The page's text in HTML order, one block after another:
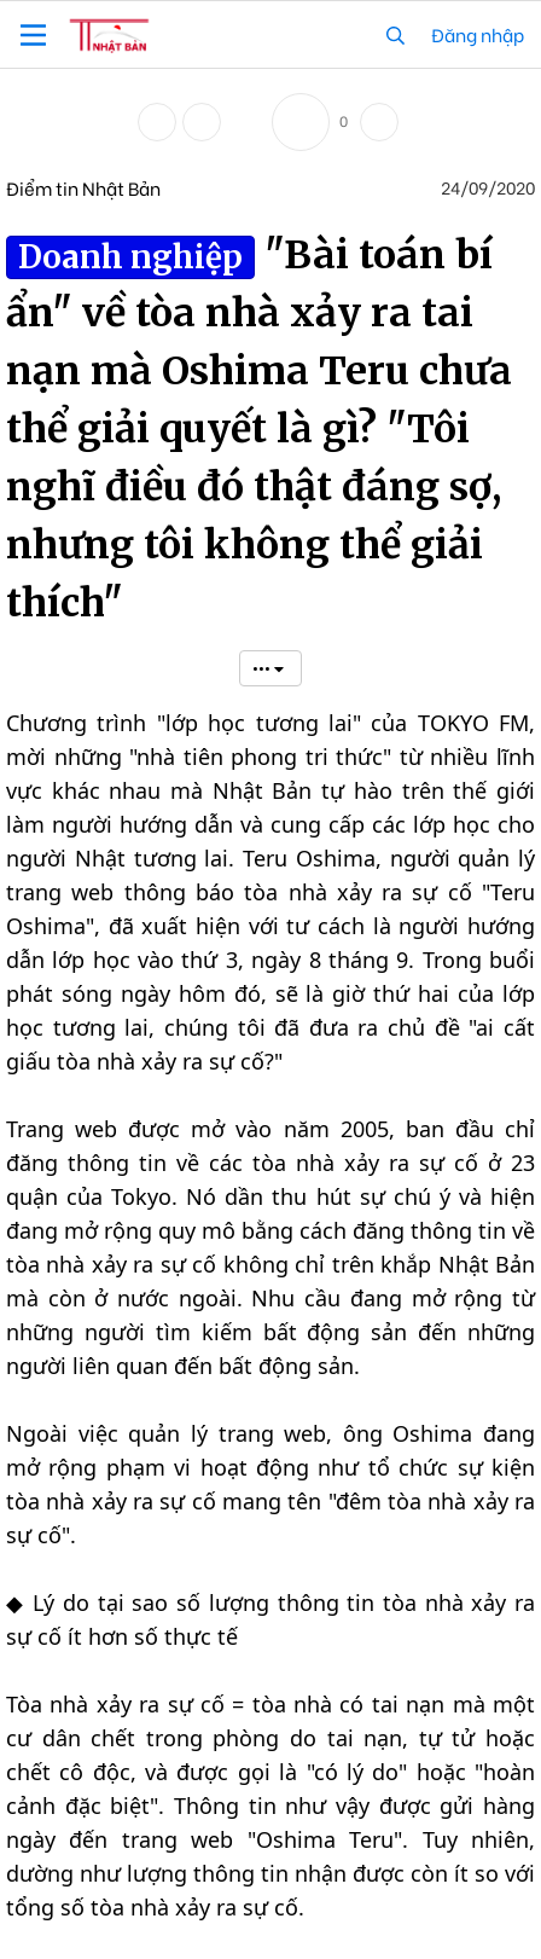
Đăng nhập
0
Điểm tin Nhật Bản 24/09/2020
Doanh nghiệp
"Bài toán bí
ẩn" về tòa nhà xảy ra tai
nạn mà Oshima Teru chưa
thể giải quyết là gì? "Tôi
nghĩ điều đó thật đáng sợ,
nhưng tôi không thể giải
thích"
•••
Chương trình "lớp học tương lai" của TOKYO FM,
mời những "nhà tiên phong tri thức" từ nhiều lĩnh
vực khác nhau mà Nhật Bản tự hào trên thế giới
làm người hướng dẫn và cung cấp các lớp học cho
người Nhật tương lai. Teru Oshima, người quản lý
trang web thông báo tòa nhà xảy ra sự cố "Teru
Oshima", đã xuất hiện với tư cách là người hướng
dẫn lớp học vào thứ 3, ngày 8 tháng 9. Trong buổi
phát sóng ngày hôm đó, sẽ là giờ thứ hai của lớp
học tương lai, chúng tôi đã đưa ra chủ đề "ai cất
giấu tòa nhà xảy ra sự cố?"
Trang web được mở vào năm 2005, ban đầu chỉ
đăng thông tin về các tòa nhà xảy ra sự cố ở 23
quận của Tokyo. Nó dần thu hút sự chú ý và hiện
đang mở rộng quy mô bằng cách đăng thông tin về
tòa nhà xảy ra sự cố không chỉ trên khắp Nhật Bản
mà còn ở nước ngoài. Nhu cầu đang mở rộng từ
những người tìm kiếm bất động sản đến những
người liên quan đến bất động sản.
Ngoài việc quản lý trang web, ông Oshima đang
mở rộng phạm vi hoạt động như tổ chức sự kiện
tòa nhà xảy ra sự cố mang tên "đêm tòa nhà xảy ra
sự cố".
◆ Lý do tại sao số lượng thông tin tòa nhà xảy ra
sự cố ít hơn số thực tế
Tòa nhà xảy ra sự cố = tòa nhà có tai nạn mà một
cư dân chết trong phòng do tai nạn, tự tử hoặc
chết cô độc, và được gọi là "có lý do" hoặc "hoàn
cảnh đặc biệt". Thông tin như vậy được gửi hàng
ngày đến trang web "Oshima Teru". Tuy nhiên,
dường như lượng thông tin nhận được còn ít so với
tổng số tòa nhà xảy ra sự cố.